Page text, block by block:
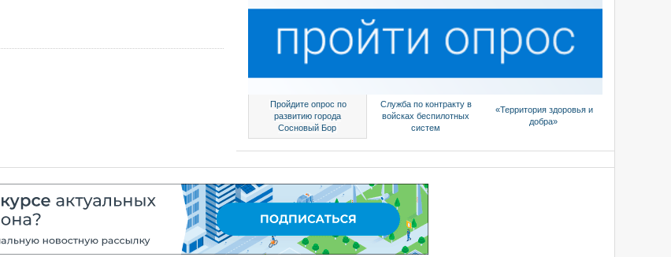
Пройдите опрос по
развитию города
Сосновый Бор
Служба по контракту в
войсках беспилотных
систем
«Территория здоровья и
добра»